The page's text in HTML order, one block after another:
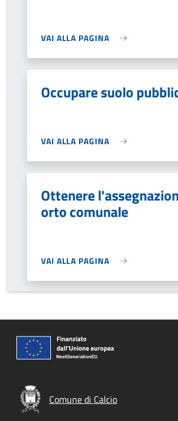
VAI ALLA PAGINA
Occupare suolo
VAI ALLA PAGINA
Ottenere
orto comunale
VAI ALLA PAGINA
Comune di Calcio